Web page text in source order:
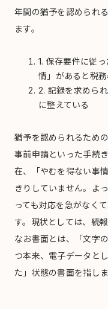
年間の猶予を認められ
ます。
1. 保存要件に従
情」があると税
2. 記録を求めら
に整えている
猶予を認められるため
事前申請といった手続
在、「やむを得ない事
きりしていません。よ
っても対応を急がなく
す。現状としては、続
なお書面とは、「文字
つ本来、電子データと
た」状態の書面を指しま